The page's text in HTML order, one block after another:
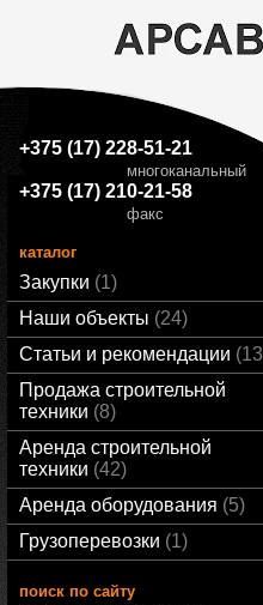
+375 (17) 228-51-21
многоканальный
+375 (17) 210-21-58
факс
каталог
Закупки
1
Наши объекты
24
Статьи и рекомендации
13
Продажа строительной
техники 8
Аренда строительной
техники 42
Аренда оборудования
5
Грузоперевозки
1
поиск по сайту